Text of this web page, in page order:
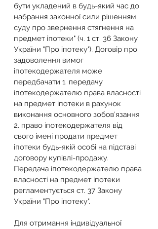
бути укладений в будь-який час до
набрання законної сили рішенням
суду про звернення стягнення на
предмет іпотеки" (ч. 1 ст. 36 Закону
України "Про іпотеку"). Договір про
задоволення вимог
іпотекодержателя може
передбачати 1. передачу
іпотекодержателю права власності
на предмет іпотеки в рахунок
виконання основного зобов'язання
2. право іпотекодержателя від
свого імені продати предмет
іпотеки будь-якій особі на підставі
договору купівлі-продажу.
Передача іпотекодержателю права
власності на предмет іпотеки
регламентується ст. 37 Закону
України "Про іпотеку".
Для отримання індивідуальної